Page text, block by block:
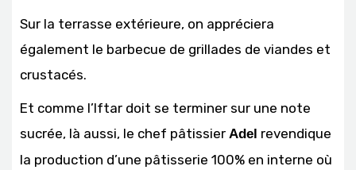
Sur la terrasse extérieure, on appréciera
également le barbecue de grillades de viandes et
crustacés.
Et comme l’Iftar doit se terminer sur une note
sucrée, là aussi, le chef pâtissier Adel revendique
la production d’une pâtisserie 100% en interne où